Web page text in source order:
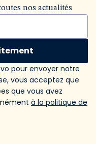
nos actualités
pour envoyer notre
vous acceptez que
que vous avez
à la politique de